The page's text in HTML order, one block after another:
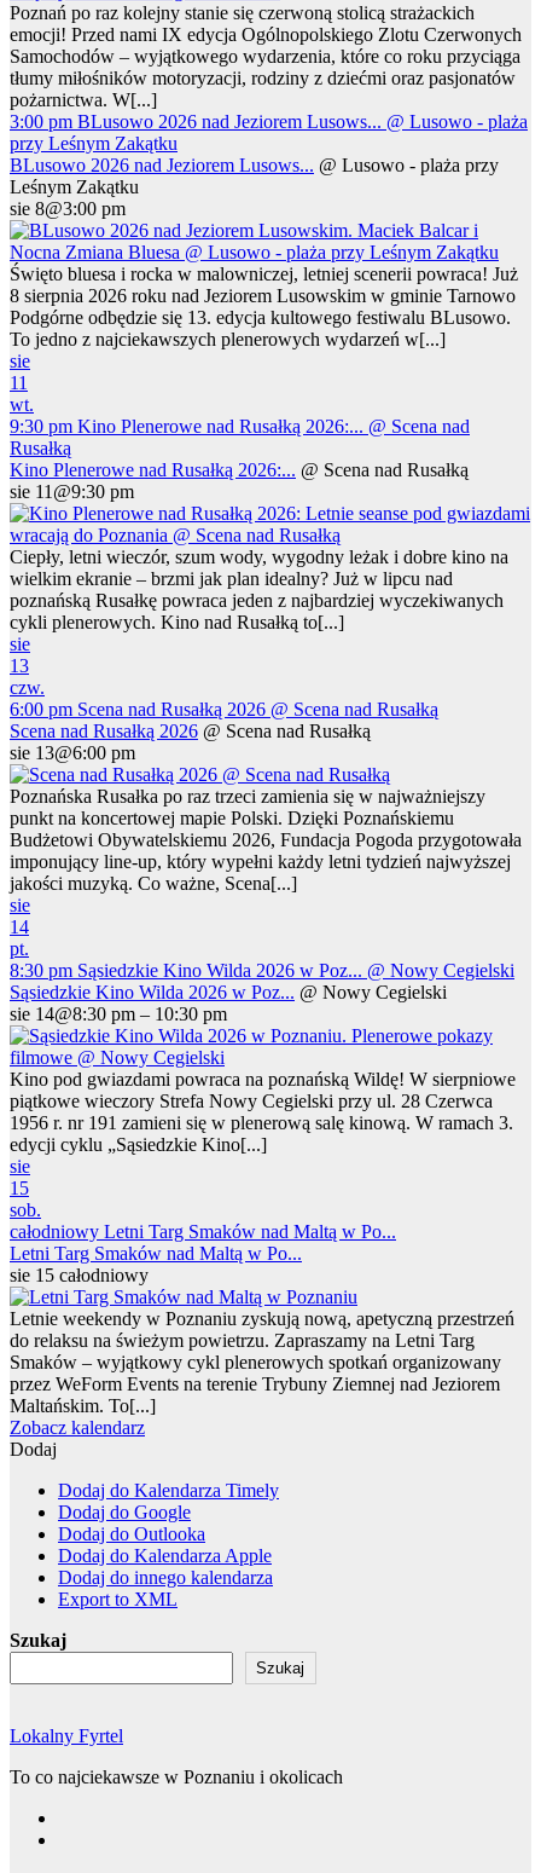
Poznań po raz kolejny stanie się czerwoną stolicą strażackich
emocji! Przed nami IX edycja Ogólnopolskiego Zlotu Czerwonych
Samochodów – wyjątkowego wydarzenia, które co roku przyciąga
tłumy miłośników motoryzacji, rodziny z dziećmi oraz pasjonatów
pożarnictwa. W[...]
3:00 pm BLusowo 2026 nad Jeziorem Lusows... @ Lusowo - plaża
przy Leśnym Zakątku
BLusowo 2026 nad Jeziorem Lusows... @ Lusowo - plaża przy
Leśnym Zakątku
sie 8@3:00 pm
Święto bluesa i rocka w malowniczej, letniej scenerii powraca! Już
8 sierpnia 2026 roku nad Jeziorem Lusowskim w gminie Tarnowo
Podgórne odbędzie się 13. edycja kultowego festiwalu BLusowo.
To jedno z najciekawszych plenerowych wydarzeń w[...]
sie
11
wt.
9:30 pm Kino Plenerowe nad Rusałką 2026:... @ Scena nad
Rusałką
Kino Plenerowe nad Rusałką 2026:... @ Scena nad Rusałką
sie 11@9:30 pm
Ciepły, letni wieczór, szum wody, wygodny leżak i dobre kino na
wielkim ekranie – brzmi jak plan idealny? Już w lipcu nad
poznańską Rusałkę powraca jeden z najbardziej wyczekiwanych
cykli plenerowych. Kino nad Rusałką to[...]
sie
13
czw.
6:00 pm Scena nad Rusałką 2026 @ Scena nad Rusałką
Scena nad Rusałką 2026 @ Scena nad Rusałką
sie 13@6:00 pm
Poznańska Rusałka po raz trzeci zamienia się w najważniejszy
punkt na koncertowej mapie Polski. Dzięki Poznańskiemu
Budżetowi Obywatelskiemu 2026, Fundacja Pogoda przygotowała
imponujący line-up, który wypełni każdy letni tydzień najwyższej
jakości muzyką. Co ważne, Scena[...]
sie
14
pt.
8:30 pm Sąsiedzkie Kino Wilda 2026 w Poz... @ Nowy Cegielski
Sąsiedzkie Kino Wilda 2026 w Poz... @ Nowy Cegielski
sie 14@8:30 pm – 10:30 pm
Kino pod gwiazdami powraca na poznańską Wildę! W sierpniowe
piątkowe wieczory Strefa Nowy Cegielski przy ul. 28 Czerwca
1956 r. nr 191 zamieni się w plenerową salę kinową. W ramach 3.
edycji cyklu „Sąsiedzkie Kino[...]
sie
15
sob.
całodniowy Letni Targ Smaków nad Maltą w Po...
Letni Targ Smaków nad Maltą w Po...
sie 15 całodniowy
Letnie weekendy w Poznaniu zyskują nową, apetyczną przestrzeń
do relaksu na świeżym powietrzu. Zapraszamy na Letni Targ
Smaków – wyjątkowy cykl plenerowych spotkań organizowany
przez WeForm Events na terenie Trybuny Ziemnej nad Jeziorem
Maltańskim. To[...]
Zobacz kalendarz
Dodaj
Dodaj do Kalendarza Timely
Dodaj do Google
Dodaj do Outlooka
Dodaj do Kalendarza Apple
Dodaj do innego kalendarza
Export to XML
Szukaj
Szukaj
Lokalny Fyrtel
To co najciekawsze w Poznaniu i okolicach